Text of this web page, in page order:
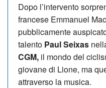
Dopo l’intervento
francese Emmanuel
pubblicamente
talento Paul Seixas
CGM, il mondo del
giovane di Lione, ma
attraverso la musica.